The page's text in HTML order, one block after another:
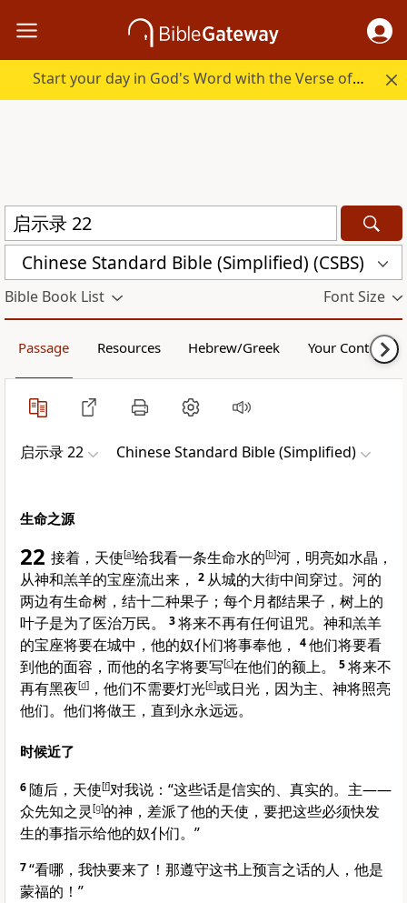
Start your day in God's Word with the Verse of the Day.
Chinese Standard Bible (Simplified) (CSBS)
Bible Book List Font Size
Passage Resources Hebrew/Greek Your Content
启示录 22 Chinese Standard Bible (Simplified)
生命之源
22 接着，天使[a]给我看一条生命水的[b]河，明亮如水晶，
从神和羔羊的宝座流出来，
2 从城的大街中间穿过。河的
两边有生命树，结十二种果子；每个月都结果子，树上的
叶子是为了医治万民。
3将来不再有任何诅咒。神和羔羊
的宝座将要在城中，他的奴仆们将事奉他，
4他们将要看
到他的面容，而他的名字将要写[c]在他们的额上。 5将来不
再有黑夜[d] ，他们不需要灯光[e]或日光，因为主、神将照亮
他们。他们将做王，直到永永远远。
时候近了
6随后，天使[f]对我说：“这些话是信实的、真实的。主——
众先知之灵 [g]的神，差派了他的天使，要把这些必须快发
生的事指示给他的奴仆们。”
7“看哪，我快要来了！那遵守这书上预言之话的人，他是
蒙福的！”